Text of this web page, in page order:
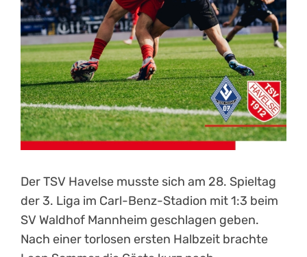
Der TSV Havelse musste sich am 28. Spieltag
der 3. Liga im Carl-Benz-Stadion mit 1:3 beim
SV Waldhof Mannheim geschlagen geben.
Nach einer torlosen ersten Halbzeit brachte